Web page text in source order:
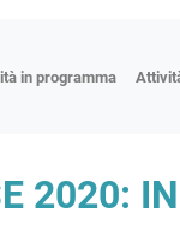
in programma Fiere
2020: